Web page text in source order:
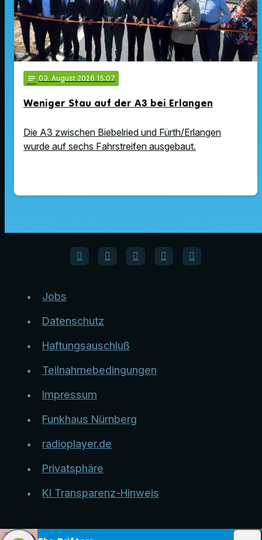
notes 03. August 2026 15:07
Weniger Stau auf der A3 bei Erlangen
Die A3 zwischen Biebelried und Fürth/Erlangen
wurde auf sechs Fahrstreifen ausgebaut.
Jobs
Datenschutz
Haftungsauschluß
Teilnahmebedingungen
Impressum
Funkhaus Nürnberg
radioplayer.de
Privatsphäre
KI Transparenz-Hinweis